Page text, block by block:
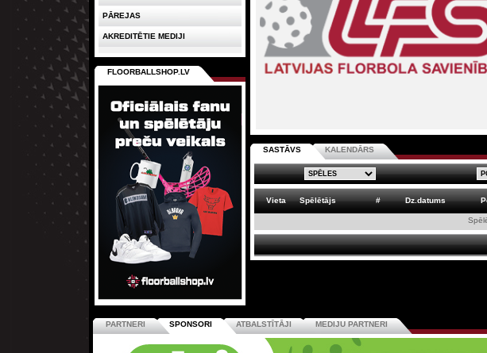
SASTĀVS KALENDĀRS
Vieta Spēlētājs # Dz.datums
PĀREJAS
AKREDITĒTIE MEDIJI
FLOORBALLSHOP.LV
PARTNERI SPONSORI ATBALSTĪTĀJI MEDIJU PARTNERI